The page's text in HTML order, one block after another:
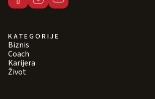
KATEGORIJE
Biznis
Coach
Karijera
Život